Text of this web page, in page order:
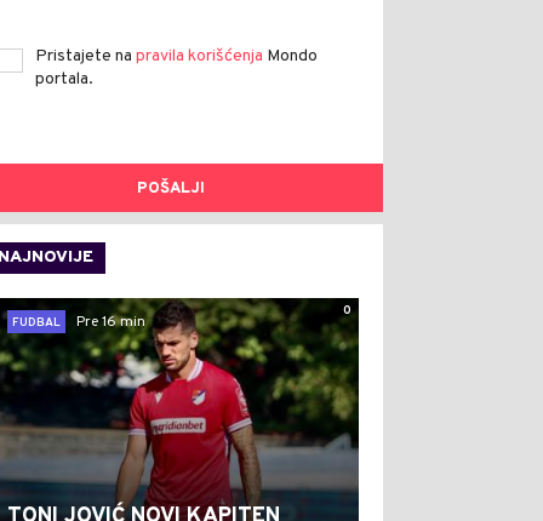
Pristajete na pravila korišćenja Mondo
portala.
POŠALJI
NAJNOVIJE
0
FUDBAL
Pre 16 min